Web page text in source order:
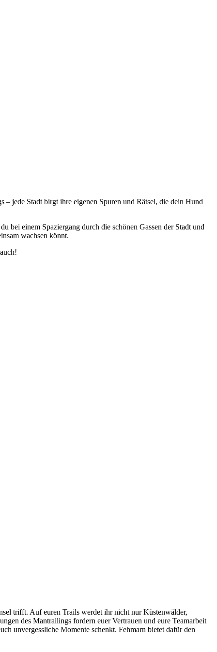
– jede Stadt birgt ihre eigenen Spuren und Rätsel, die dein Hund
bei einem Spaziergang durch die schönen Gassen der Stadt und
wachsen könnt.
trifft. Auf euren Trails werdet ihr nicht nur Küstenwälder,
des Mantrailings fordern euer Vertrauen und eure Teamarbeit
unvergessliche Momente schenkt. Fehmarn bietet dafür den